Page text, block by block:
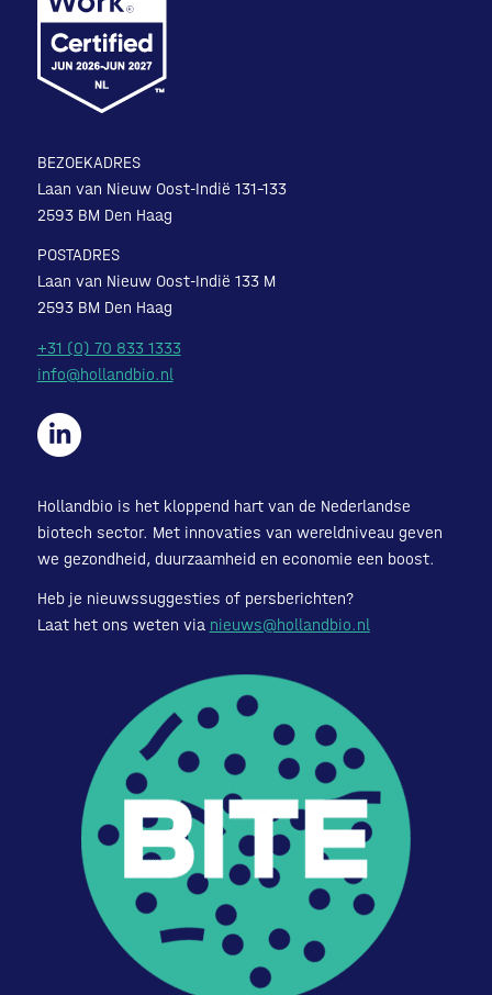
BEZOEKADRES
Laan van Nieuw Oost-Indië 131-133
2593 BM Den Haag
POSTADRES
Laan van Nieuw Oost-Indië 133 M
2593 BM Den Haag
+31 (0) 70 833 1333
info@hollandbio.nl
Hollandbio is het kloppend hart van de Nederlandse
biotech sector. Met innovaties van wereldniveau geven
we gezondheid, duurzaamheid en economie een boost.
Heb je nieuwssuggesties of persberichten?
Laat het ons weten via nieuws@hollandbio.nl